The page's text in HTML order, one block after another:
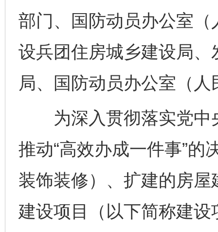
部门、国防动员办公室
设兵团住房城乡建设局
局、国防动员办公室（
为深入贯彻落实党中
推动“高效办成一件事”的
装饰装修）、扩建的房
建设项目（以下简称建设